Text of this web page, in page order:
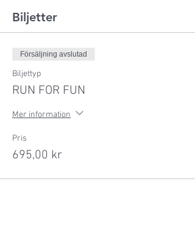
Biljetter
Försäljning avslutad
Biljettyp
RUN FOR FUN
Mer information
Pris
695,00 kr